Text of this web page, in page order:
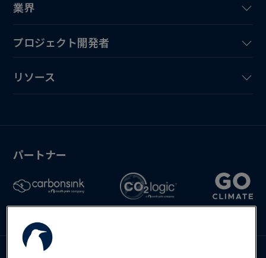
業界
プロジェクト開発者
リソース
パートナー